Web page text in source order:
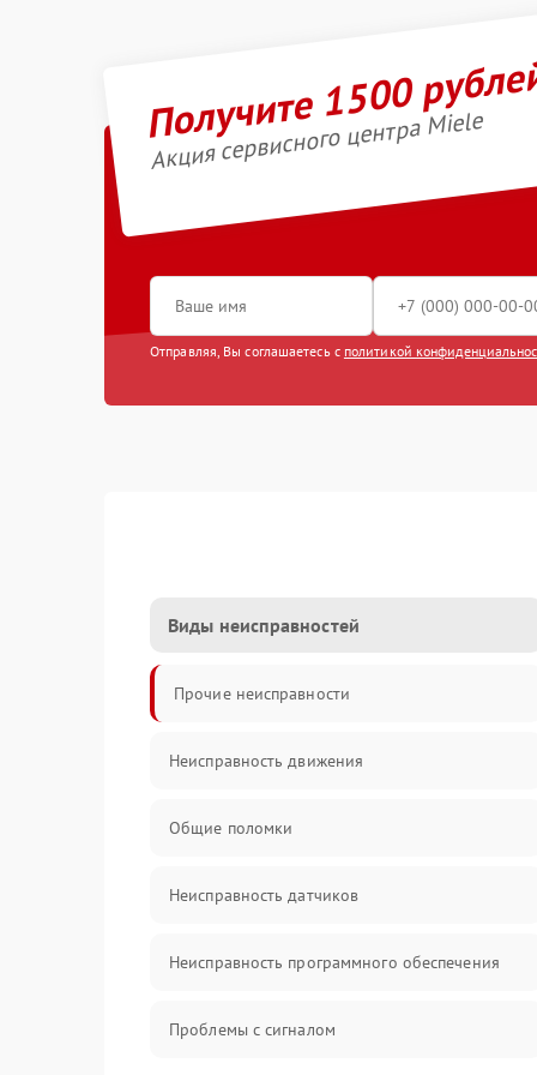
Получите 1500
Акция сервисного центра Miele
Отправляя, Вы соглашаетесь с политикой
Виды неисправностей
Прочие неисправности
Неисправность движения
Общие поломки
Неисправность датчиков
Неисправность программного обеспечения
Проблемы с сигналом